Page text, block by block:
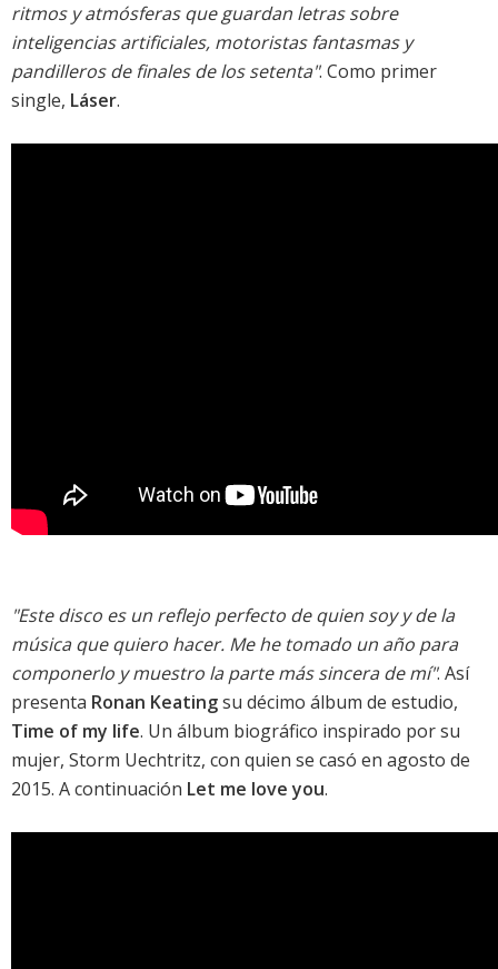
ritmos y atmósferas que guardan letras sobre
inteligencias artificiales, motoristas fantasmas y
pandilleros de finales de los setenta". Como primer
single, Láser.
"Este disco es un reflejo perfecto de quien soy y de la
música que quiero hacer. Me he tomado un año para
componerlo y muestro la parte más sincera de mí". Así
presenta Ronan Keatingsu décimo álbum de estudio,
Time of my life. Un álbum biográfico inspirado por su
mujer, Storm Uechtritz, con quien se casó en agosto de
2015. A continuación Let me love you.